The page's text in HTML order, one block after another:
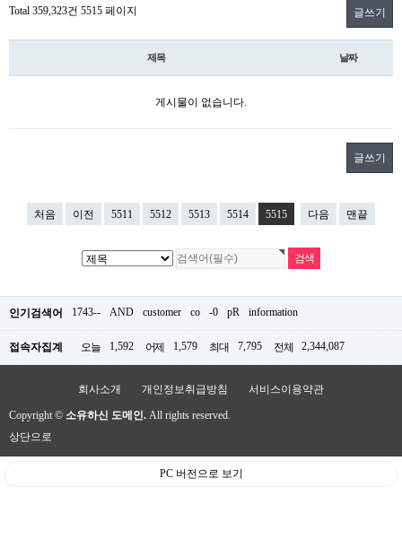
Total 359,323건 5515 페이지 글쓰기
제목 날짜
게시물이 없습니다.
글쓰기
처음 이전 5511 5512 5513 5514 5515 다음 맨끝
인기검색어 1743-- AND customer co -0 pR information
접속자집계 오늘 1,592 어제 1,579 최대 7,795 전체 2,344,087
회사소개 개인정보취급방침 서비스이용약관
Copyright © 소유하신 도메인. All rights reserved.
상단으로
PC 버전으로 보기